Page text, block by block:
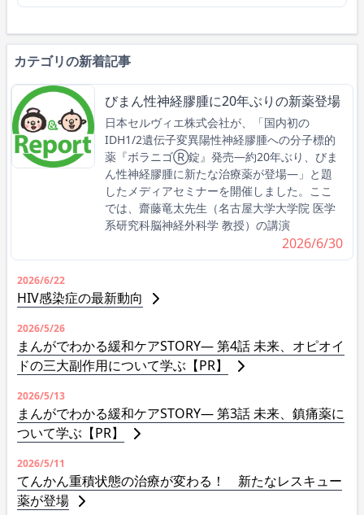
カテゴリの新着記事
びまん性神経膠腫に20年ぶりの新薬登場
日本セルヴィエ株式会社が、「国内初の
IDH1/2遺伝子変異陽性神経膠腫への分子標的
薬『ボラニゴⓇ錠』発売―約20年ぶり、びま
ん性神経膠腫に新たな治療薬が登場―」と題
したメディアセミナーを開催しました。ここ
では、齋藤竜太先生（名古屋大学大学院 医学
系研究科脳神経外科学 教授）の講演
2026/6/30
2026/6/22
HIV感染症の最新動向
2026/5/26
まんがでわかる緩和ケアSTORY― 第4話 未来、オピオイ
ドの三大副作用について学ぶ【PR】
2026/5/13
まんがでわかる緩和ケアSTORY― 第3話 未来、鎮痛薬に
ついて学ぶ【PR】
2026/5/11
てんかん重積状態の治療が変わる！ 新たなレスキュー
薬が登場